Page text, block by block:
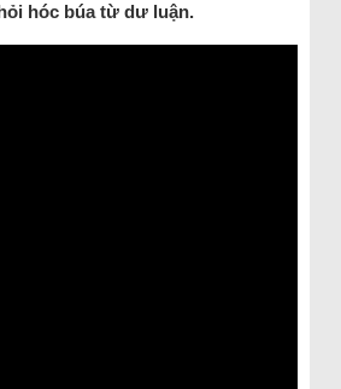
hóc búa từ dư luận.